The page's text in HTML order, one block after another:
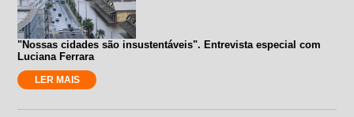
"Nossas cidades são insustentáveis". Entrevista especial com
Luciana Ferrara
LER MAIS